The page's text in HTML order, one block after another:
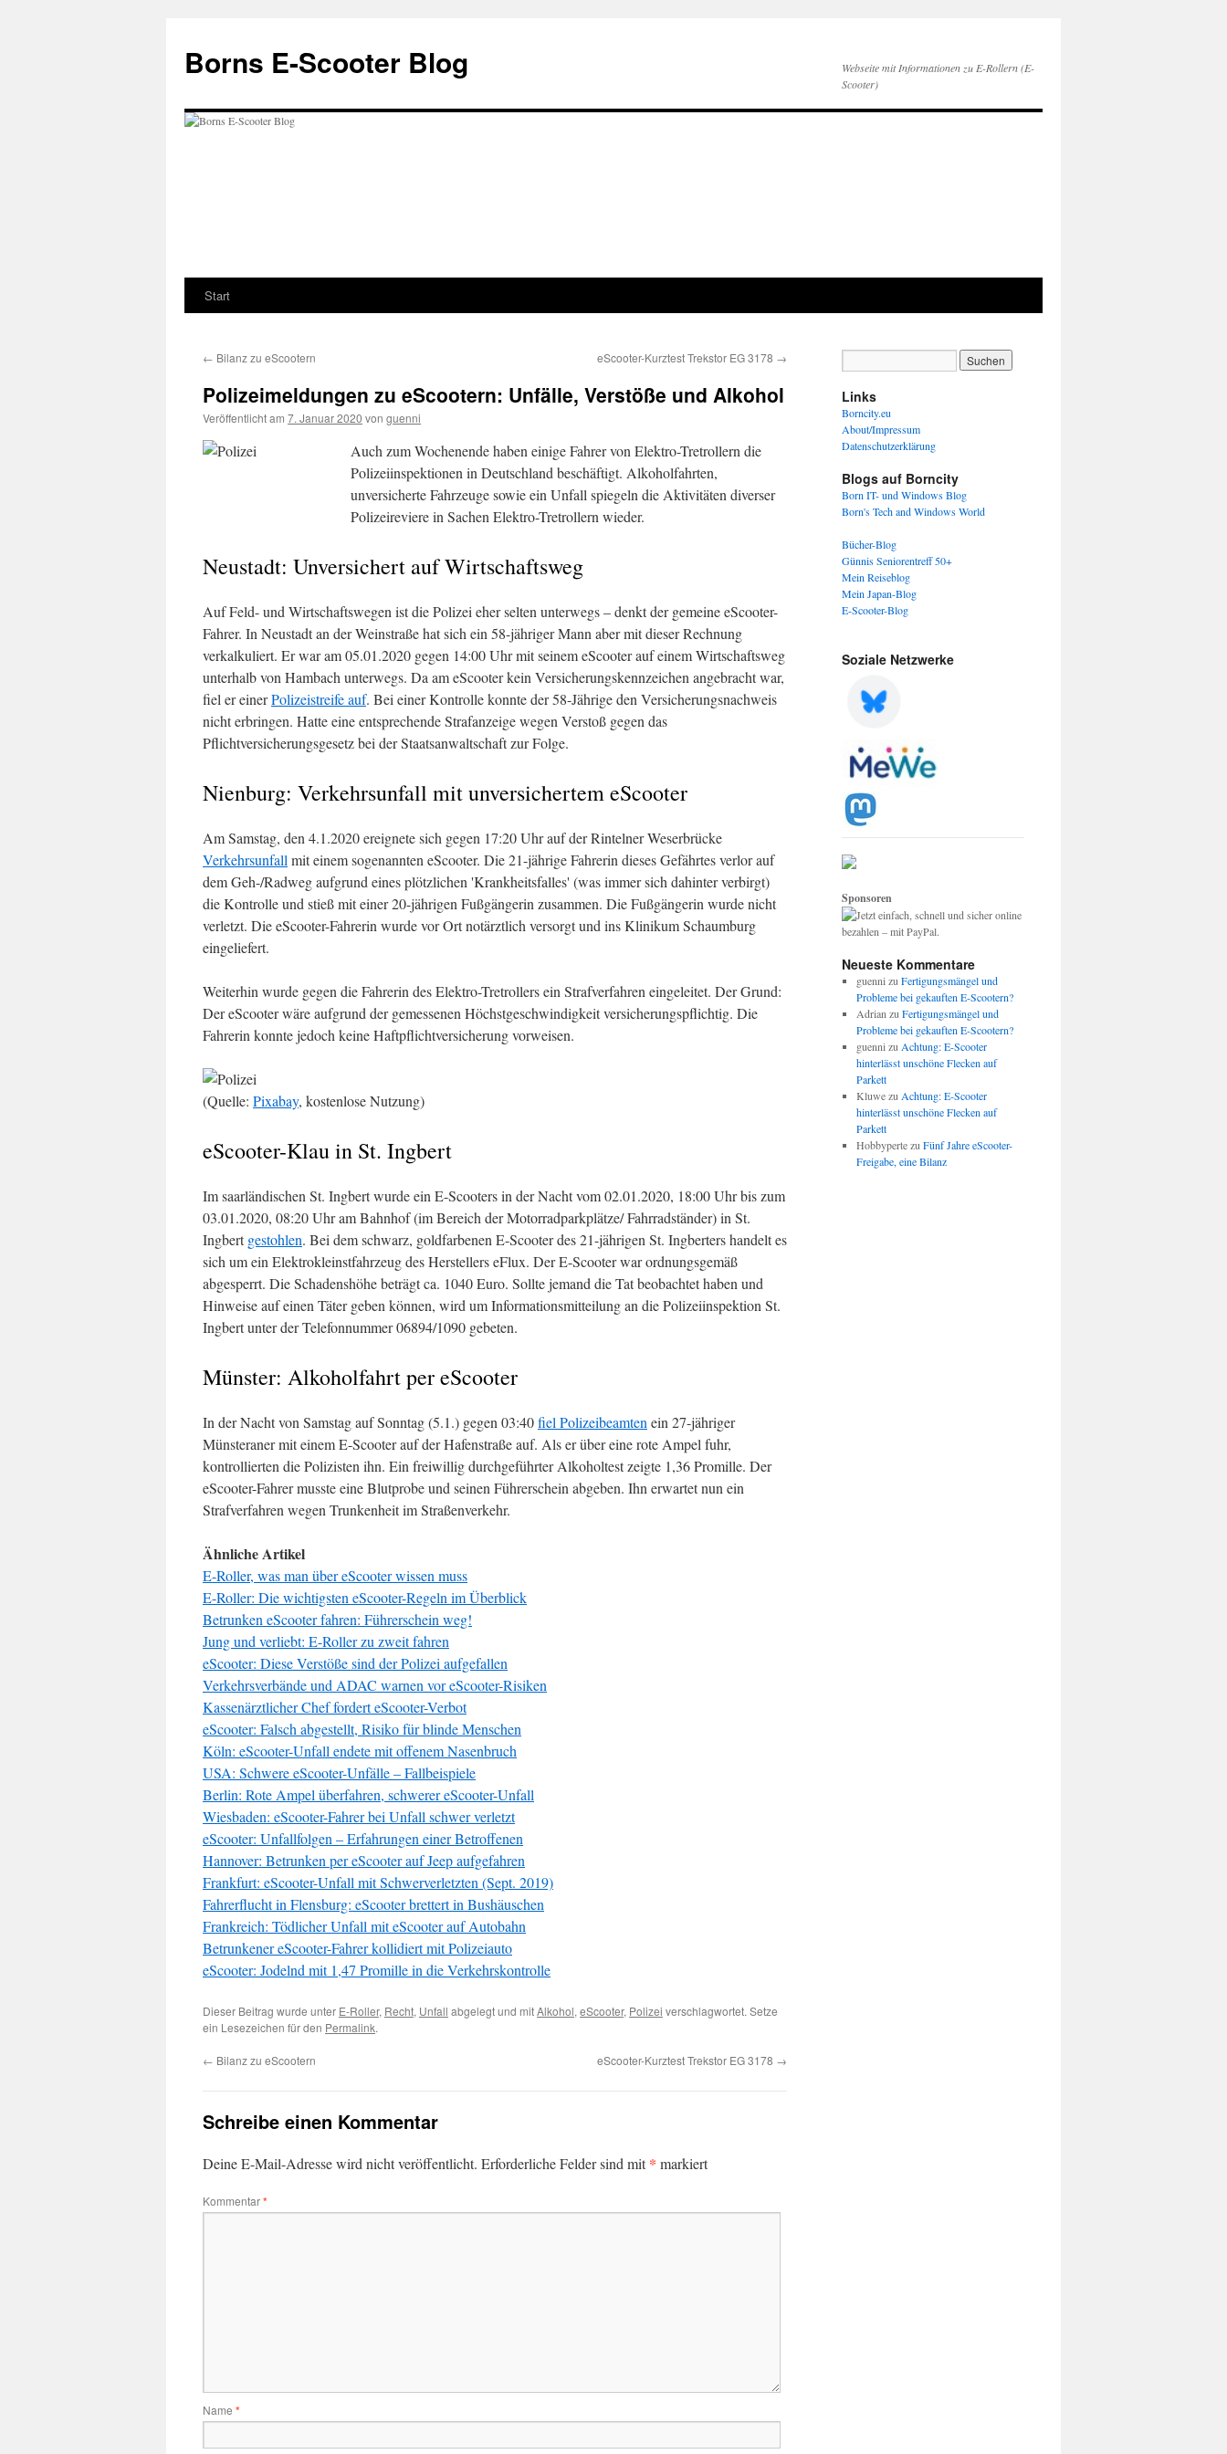
springen
Borns E-Scooter Blog
Webseite mit Informationen zu E-Rollern (E-
Scooter)
Start
← Bilanz zu eScootern eScooter-Kurztest Trekstor EG 3178 →
Polizeimeldungen zu eScootern: Unfälle, Verstöße und Alkohol
Veröffentlicht am 7. Januar 2020 von guenni
Auch zum Wochenende haben einige Fahrer von Elektro-Tretrollern die
Polizeiinspektionen in Deutschland beschäftigt. Alkoholfahrten,
unversicherte Fahrzeuge sowie ein Unfall spiegeln die Aktivitäten diverser
Polizeireviere in Sachen Elektro-Tretrollern wieder.
Neustadt: Unversichert auf Wirtschaftsweg
Auf Feld- und Wirtschaftswegen ist die Polizei eher selten unterwegs – denkt der gemeine eScooter-
Fahrer. In Neustadt an der Weinstraße hat sich ein 58-jähriger Mann aber mit dieser Rechnung
verkalkuliert. Er war am 05.01.2020 gegen 14:00 Uhr mit seinem eScooter auf einem Wirtschaftsweg
unterhalb von Hambach unterwegs. Da am eScooter kein Versicherungskennzeichen angebracht war,
fiel er einerPolizeistreife auf. Bei einer Kontrolle konnte der 58-Jährige den Versicherungsnachweis
nicht erbringen. Hatte eine entsprechende Strafanzeige wegen Verstoß gegen das
Pflichtversicherungsgesetz bei der Staatsanwaltschaft zur Folge.
Nienburg: Verkehrsunfall mit unversichertem eScooter
Am Samstag, den 4.1.2020 ereignete sich gegen 17:20 Uhr auf der Rintelner Weserbrücke
Verkehrsunfall mit einem sogenannten eScooter. Die 21-jährige Fahrerin dieses Gefährtes verlor auf
dem Geh-/Radweg aufgrund eines plötzlichen 'Krankheitsfalles' (was immer sich dahinter verbirgt)
die Kontrolle und stieß mit einer 20-jährigen Fußgängerin zusammen. Die Fußgängerin wurde nicht
verletzt. Die eScooter-Fahrerin wurde vor Ort notärztlich versorgt und ins Klinikum Schaumburg
eingeliefert.
Weiterhin wurde gegen die Fahrerin des Elektro-Tretrollers ein Strafverfahren eingeleitet. Der Grund:
Der eScooter wäre aufgrund der gemessenen Höchstgeschwindigkeit versicherungspflichtig. Die
Fahrerin konnte jedoch keine Haftpflichtversicherung vorweisen.
(Quelle: Pixabay, kostenlose Nutzung)
eScooter-Klau in St. Ingbert
Im saarländischen St. Ingbert wurde ein E-Scooters in der Nacht vom 02.01.2020, 18:00 Uhr bis zum
03.01.2020, 08:20 Uhr am Bahnhof (im Bereich der Motorradparkplätze/ Fahrradständer) in St.
Ingbertgestohlen. Bei dem schwarz, goldfarbenen E-Scooter des 21-jährigen St. Ingberters handelt es
sich um ein Elektrokleinstfahrzeug des Herstellers eFlux. Der E-Scooter war ordnungsgemäß
abgesperrt. Die Schadenshöhe beträgt ca. 1040 Euro. Sollte jemand die Tat beobachtet haben und
Hinweise auf einen Täter geben können, wird um Informationsmitteilung an die Polizeiinspektion St.
Ingbert unter der Telefonnummer 06894/1090 gebeten.
Münster: Alkoholfahrt per eScooter
In der Nacht von Samstag auf Sonntag (5.1.) gegen 03:40fiel Polizeibeamten ein 27-jähriger
Münsteraner mit einem E-Scooter auf der Hafenstraße auf. Als er über eine rote Ampel fuhr,
kontrollierten die Polizisten ihn. Ein freiwillig durchgeführter Alkoholtest zeigte 1,36 Promille. Der
eScooter-Fahrer musste eine Blutprobe und seinen Führerschein abgeben. Ihn erwartet nun ein
Strafverfahren wegen Trunkenheit im Straßenverkehr.
Ähnliche Artikel
E-Roller, was man über eScooter wissen muss
E-Roller: Die wichtigsten eScooter-Regeln im Überblick
Betrunken eScooter fahren: Führerschein weg!
Jung und verliebt: E-Roller zu zweit fahren
eScooter: Diese Verstöße sind der Polizei aufgefallen
Verkehrsverbände und ADAC warnen vor eScooter-Risiken
Kassenärztlicher Chef fordert eScooter-Verbot
eScooter: Falsch abgestellt, Risiko für blinde Menschen
Köln: eScooter-Unfall endete mit offenem Nasenbruch
USA: Schwere eScooter-Unfälle – Fallbeispiele
Berlin: Rote Ampel überfahren, schwerer eScooter-Unfall
Wiesbaden: eScooter-Fahrer bei Unfall schwer verletzt
eScooter: Unfallfolgen – Erfahrungen einer Betroffenen
Hannover: Betrunken per eScooter auf Jeep aufgefahren
Frankfurt: eScooter-Unfall mit Schwerverletzten (Sept. 2019)
Fahrerflucht in Flensburg: eScooter brettert in Bushäuschen
Frankreich: Tödlicher Unfall mit eScooter auf Autobahn
Betrunkener eScooter-Fahrer kollidiert mit Polizeiauto
eScooter: Jodelnd mit 1,47 Promille in die Verkehrskontrolle
Dieser Beitrag wurde unter E-Roller, Recht, Unfall abgelegt und mitAlkohol, eScooter, Polizei verschlagwortet. Setze
ein Lesezeichen für den Permalink.
← Bilanz zu eScootern eScooter-Kurztest Trekstor EG 3178 →
Schreibe einen Kommentar
Deine E-Mail-Adresse wird nicht veröffentlicht. Erforderliche Felder sind mit* markiert
Kommentar*
Name *
Links
Borncity.eu
About/Impressum
Datenschutzerklärung
Blogs auf Borncity
Born IT- und Windows Blog
Born's Tech and Windows World
Bücher-Blog
Günnis Seniorentreff 50+
Mein Reiseblog
Mein Japan-Blog
E-Scooter-Blog
Soziale Netzwerke
Sponsoren
Neueste Kommentare
guenni zu Fertigungsmängel und
Probleme bei gekauften E-Scootern?
Adrian zu Fertigungsmängel und
Probleme bei gekauften E-Scootern?
guenni zu Achtung: E-Scooter
hinterlässt unschöne Flecken auf
Parkett
Kluwezu Achtung: E-Scooter
hinterlässt unschöne Flecken auf
Parkett
Hobbypertezu Fünf Jahre eScooter-
Freigabe, eine Bilanz